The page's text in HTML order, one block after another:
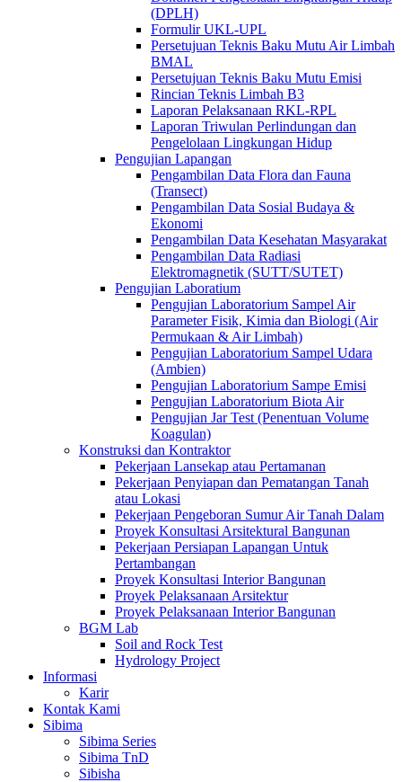
(DPLH)
Formulir UKL-UPL
Persetujuan Teknis Baku Mutu Air Limbah
BMAL
Persetujuan Teknis Baku Mutu Emisi
Rincian Teknis Limbah B3
Laporan Pelaksanaan RKL-RPL
Laporan Triwulan Perlindungan dan
Pengelolaan Lingkungan Hidup
Pengujian Lapangan
Pengambilan Data Flora dan Fauna
(Transect)
Pengambilan Data Sosial Budaya &
Ekonomi
Pengambilan Data Kesehatan Masyarakat
Pengambilan Data Radiasi
Elektromagnetik (SUTT/SUTET)
Pengujian Laboratium
Pengujian Laboratorium Sampel Air
Parameter Fisik, Kimia dan Biologi (Air
Permukaan & Air Limbah)
Pengujian Laboratorium Sampel Udara
(Ambien)
Pengujian Laboratorium Sampe Emisi
Pengujian Laboratorium Biota Air
Pengujian Jar Test (Penentuan Volume
Koagulan)
Konstruksi dan Kontraktor
Pekerjaan Lansekap atau Pertamanan
Pekerjaan Penyiapan dan Pematangan Tanah
atau Lokasi
Pekerjaan Pengeboran Sumur Air Tanah Dalam
Proyek Konsultasi Arsitektural Bangunan
Pekerjaan Persiapan Lapangan Untuk
Pertambangan
Proyek Konsultasi Interior Bangunan
Proyek Pelaksanaan Arsitektur
Proyek Pelaksanaan Interior Bangunan
BGM Lab
Soil and Rock Test
Hydrology Project
Informasi
Karir
Kontak Kami
Sibima
Sibima Series
Sibima TnD
Sibisha